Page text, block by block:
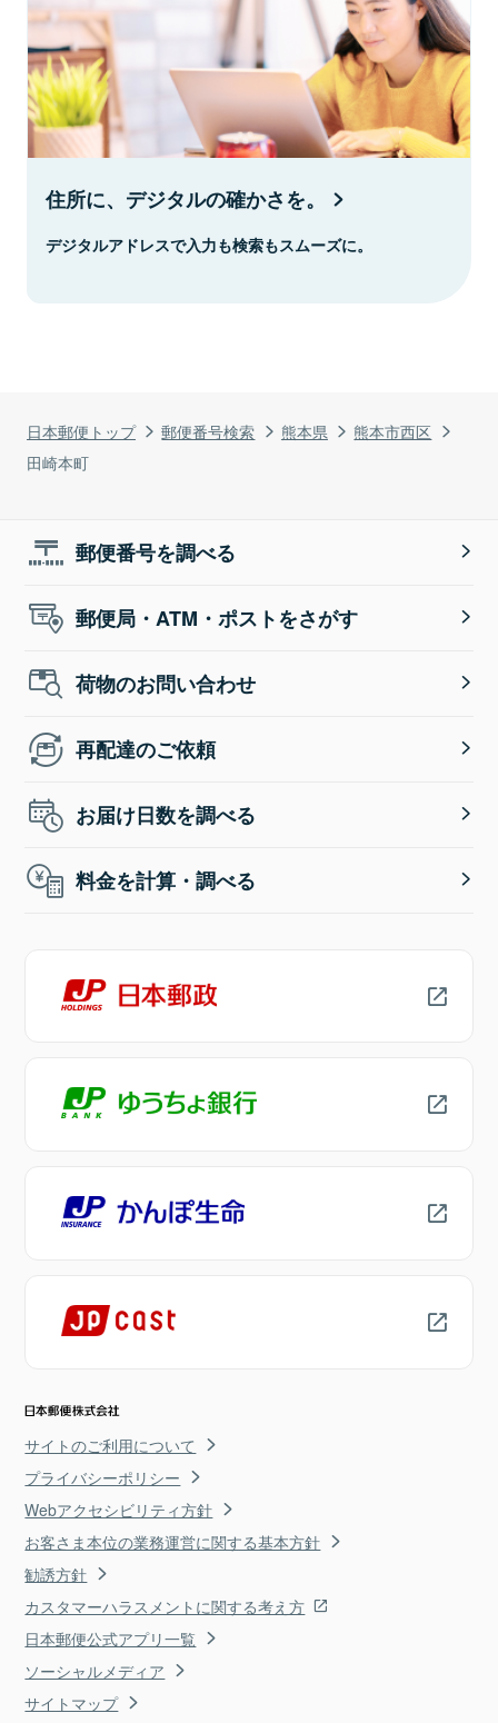
日本郵便トップ 郵便番号検索 熊本県
熊本市西区
田崎本町
住所に、デジタルの確かさを。
デジタルアドレスで入力も検索もスムーズに。
郵便番号を調べる
郵便局・ATM・ポストをさがす
荷物のお問い合わせ
再配達のご依頼
お届け日数を調べる
料金を計算・調べる
サイトのご利用について
プライバシーポリシー
Webアクセシビリティ方針
お客さま本位の業務運営に関する基本方針
勧誘方針
カスタマーハラスメントに関する考え方
日本郵便公式アプリ一覧
ソーシャルメディア
サイトマップ